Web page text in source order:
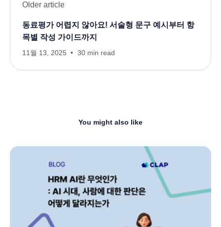
Older article
동료평가 어렵지 않아요! 서술형 문구 예시부터 항
목별 작성 가이드까지
11월 13, 2025 30 min read
You might also like